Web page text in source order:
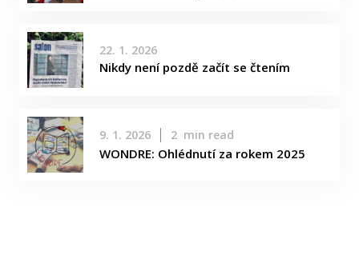
22. 1. 2026
Nikdy není pozdě začít se čtením
9. 1. 2026 2 min read
WONDRE: Ohlédnutí za rokem 2025